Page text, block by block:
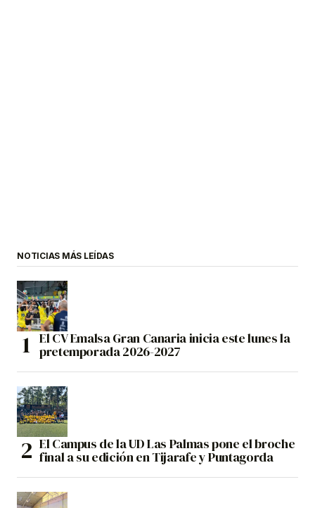
NOTICIAS MÁS LEÍDAS
El CV Emalsa Gran Canaria inicia este lunes la
pretemporada 2026-2027
El Campus de la UD Las Palmas pone el broche
final a su edición en Tijarafe y Puntagorda